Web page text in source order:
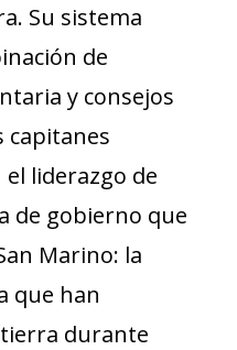
Su sistema
de
y consejos
capitanes
liderazgo de
de gobierno que
Marino: la
que han
durante